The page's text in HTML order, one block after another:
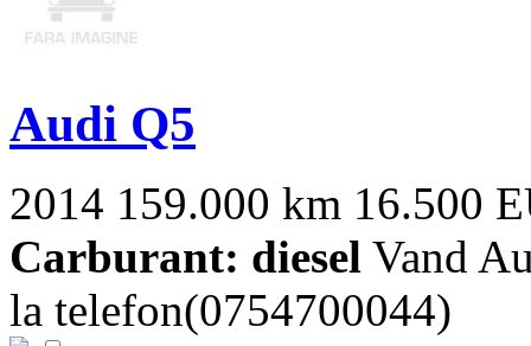
Audi Q5
2014 159.000 km 16.500
Carburant: diesel Vand
la telefon(0754700044)